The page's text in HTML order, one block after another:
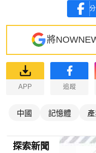
將
APP 追蹤
中國 記憶體
探索新聞